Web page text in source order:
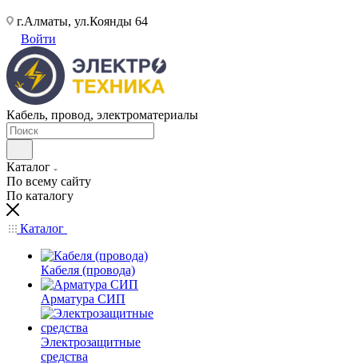
г.Алматы, ул.Коянды 64
Войти
Кабель, провод, электроматериалы
Каталог
По всему сайту
По каталогу
Каталог
Кабеля (провода)
Арматура СИП
Электрозащитные
средства